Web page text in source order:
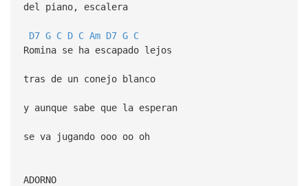
del piano, escalera
D7 G C D C Am D7 G C
Romina se ha escapado lejos
tras de un conejo blanco
y aunque sabe que la esperan
se va jugando ooo oo oh
ADORNO